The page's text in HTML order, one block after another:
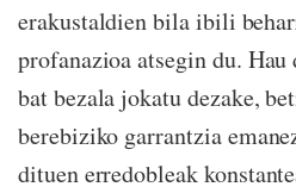
erakustaldien bila ibili
profanazioa atsegin du.
bat bezala jokatu dezake,
berebiziko garrantzia
dituen erredobleak